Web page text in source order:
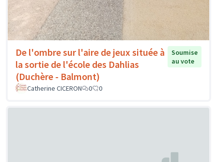
De l'ombre sur l'aire de jeux située à
la sortie de l'école des Dahlias
(Duchère - Balmont)
Soumise
au vote
Catherine CICERON 0 0